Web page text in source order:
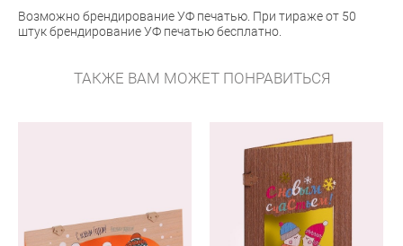
Возможно брендирование УФ печатью. При тираже от 50
штук брендирование УФ печатью бесплатно.
ТАКЖЕ ВАМ МОЖЕТ ПОНРАВИТЬСЯ